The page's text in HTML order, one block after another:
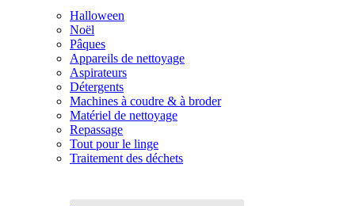
Halloween
Noël
Pâques
Appareils de nettoyage
Aspirateurs
Détergents
Machines à coudre & à broder
Matériel de nettoyage
Repassage
Tout pour le linge
Traitement des déchets